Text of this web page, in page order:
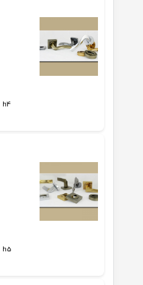
h4
h5